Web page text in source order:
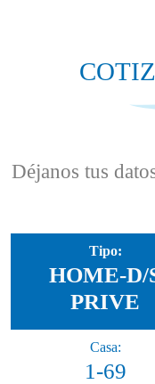
Déjanos tus
Tipo:
HOME-D/
PRIVE
Casa:
1-69